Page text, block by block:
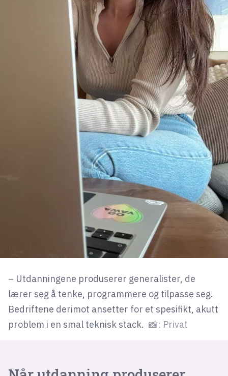
– Utdanningene produserer generalister, de
lærer seg å tenke, programmere og tilpasse seg.
Bedriftene derimot ansetter for et spesifikt, akutt
problem i en smal teknisk stack. 📸: Privat